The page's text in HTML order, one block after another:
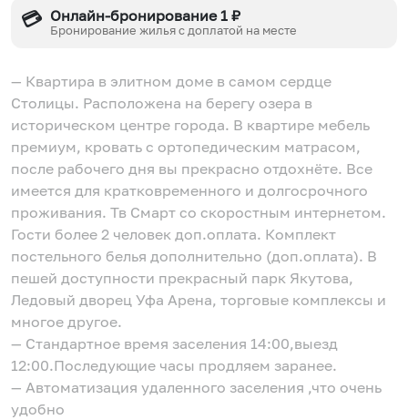
💳 Онлайн-бронирование 1 ₽
Бронирование жилья с доплатой на месте
— Квартира в элитном доме в самом сердце
Столицы. Расположена на берегу озера в
историческом центре города. В квартире мебель
премиум, кровать с ортопедическим матрасом,
после рабочего дня вы прекрасно отдохнёте. Все
имеется для кратковременного и долгосрочного
проживания. Тв Смарт со скоростным интернетом.
Гости более 2 человек доп.оплата. Комплект
постельного белья дополнительно (доп.оплата). В
пешей доступности прекрасный парк Якутова,
Ледовый дворец Уфа Арена, торговые комплексы и
многое другое.
— Стандартное время заселения 14:00,выезд
12:00.Последующие часы продляем заранее.
— Автоматизация удаленного заселения ,что очень
удобно